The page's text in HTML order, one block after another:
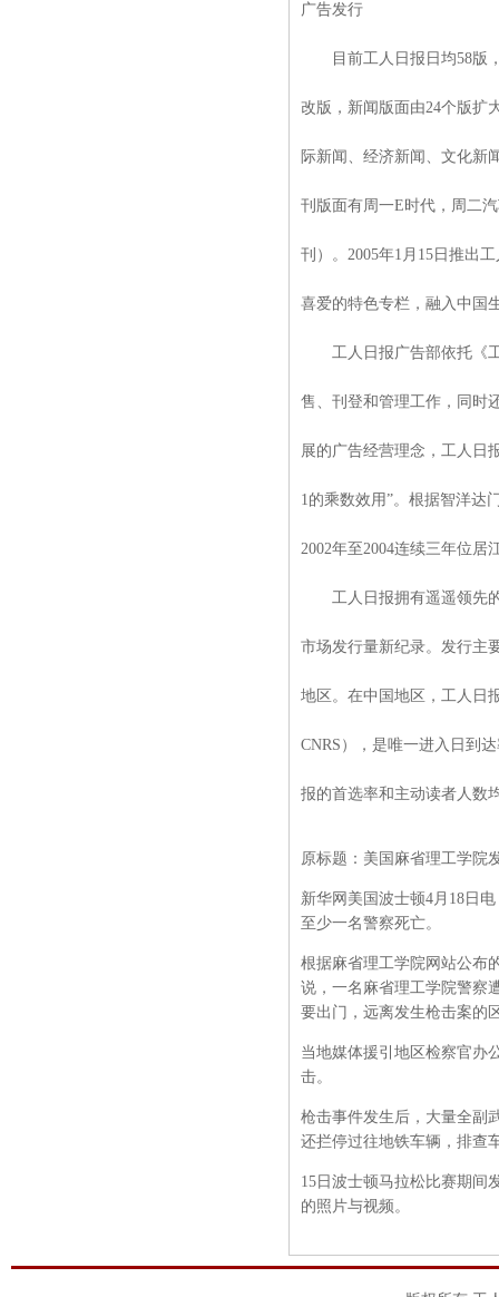
广告发行
目前工人日报日均58版，
改版，新闻版面由24个版扩
际新闻、经济新闻、文化新
刊版面有周一E时代，周二
刊）。2005年1月15日推出
喜爱的特色专栏，融入中国
工人日报广告部依托《工
售、刊登和管理工作，同时
展的广告经营理念，工人日
1的乘数效用”。根据智洋达
2002年至2004连续三年位
工人日报拥有遥遥领先的
市场发行量新纪录。发行主
地区。在中国地区，工人日
CNRS），是唯一进入日到
报的首选率和主动读者人数
原标题：美国麻省理工学院
新华网美国波士顿4月18日
至少一名警察死亡。
根据麻省理工学院网站公布
说，一名麻省理工学院警察
要出门，远离发生枪击案的
当地媒体援引地区检察官办
击。
枪击事件发生后，大量全副
还拦停过往地铁车辆，排查
15日波士顿马拉松比赛期间
的照片与视频。